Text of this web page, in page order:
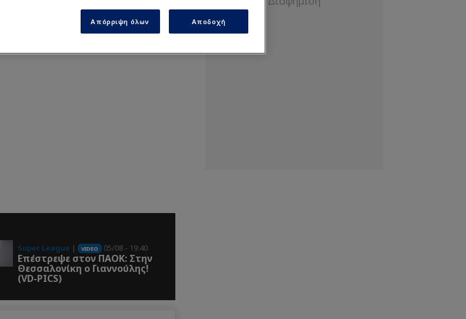
Super League | VIDEO 05/08 - 19:40
Επέστρεψε στον ΠΑOK: Στην
Θεσσαλονίκη ο Γιαννούλης!
(VD-PICS)
Απόρριψη όλων Αποδοχή